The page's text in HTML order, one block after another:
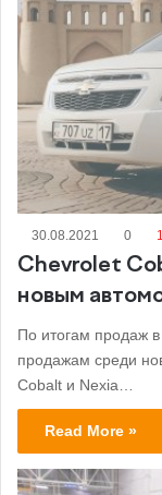
30.08.2021 0
Chevrolet
новым
По итогам продаж
продажам среди
Cobalt и Nexia…
Read More »